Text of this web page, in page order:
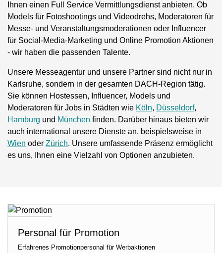
Ihnen einen Full Service Vermittlungsdienst anbieten. Ob
Models für Fotoshootings und Videodrehs, Moderatoren für
Messe- und Veranstaltungsmoderationen oder Influencer
für Social-Media-Marketing und Online Promotion Aktionen
- wir haben die passenden Talente.
Unsere Messeagentur und unsere Partner sind nicht nur in
Karlsruhe, sondern in der gesamten DACH-Region tätig.
Sie können Hostessen, Influencer, Models und
Moderatoren für Jobs in Städten wie Köln, Düsseldorf,
Hamburg und München finden. Darüber hinaus bieten wir
auch international unsere Dienste an, beispielsweise in
Wien oder Zürich. Unsere umfassende Präsenz ermöglicht
es uns, Ihnen eine Vielzahl von Optionen anzubieten.
Personal für Promotion
Erfahrenes Promotionpersonal für Werbaktionen